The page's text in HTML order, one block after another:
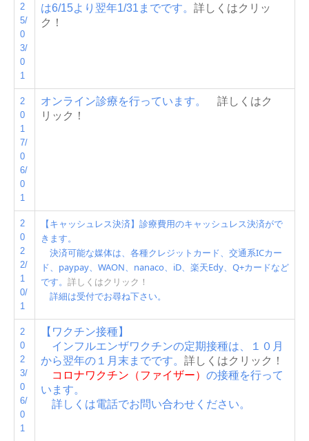
2
5/
0
3/
0
1
は6/15より翌年1/31までです。 詳しくはクリッ
ク！
2
0
1
7/
0
6/
0
1
オンライン診療を行っています。 詳しくはク
リック！
2
0
2
2/
1
0/
1
【キャッシュレス決済】診療費用のキャッシュレス決済がで
きます。
決済可能な媒体は、各種クレジットカード、交通系ICカー
ド、paypay、WAON、nanaco、iD、楽天Edy、Q+カードなど
です。 詳しくはクリック！
詳細は受付でお尋ね下さい。
2
0
2
3/
0
6/
0
1
【ワクチン接種】
インフルエンザワクチンの定期接種は、１０月
から翌年の１月末までです。 詳しくはクリック！
コロナワクチン（ファイザー） の接種を行って
います。
詳しくは電話でお問い合わせください。